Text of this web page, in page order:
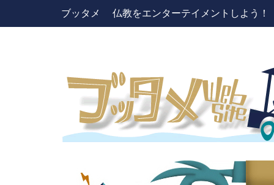
ブッタメ 仏教をエンターテイメントしよう